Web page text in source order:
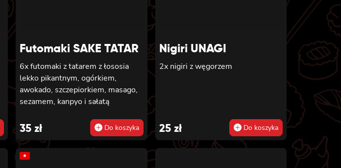
Futomaki SAKE TATAR
6x futomaki z tatarem z łososia
lekko pikantnym, ogórkiem,
awokado, szczepiorkiem, masago,
sezamem, kanpyo i sałatą
35 zł Do koszyka
Nigiri UNAGI
2x nigiri z węgorzem
25 zł Do koszyka
★